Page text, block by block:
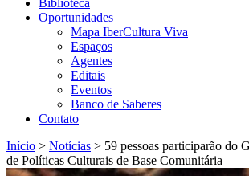
Biblioteca
Oportunidades
Mapa IberCultura Viva
Espaços
Agentes
Editais
Eventos
Banco de Saberes
Contato
Início > Notícias > 59 pessoas participarão do
de Políticas Culturais de Base Comunitária